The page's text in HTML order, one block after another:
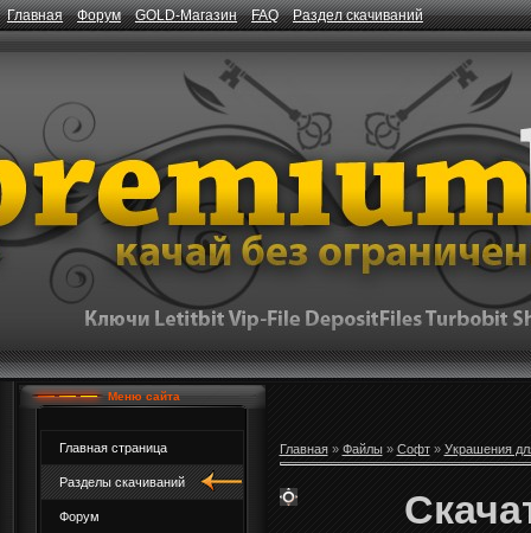
Главная Форум GOLD-Магазин FAQ Раздел скачиваний
Меню сайта
Главная страница
Разделы скачиваний
Форум
Главная» Файлы» Софт» Украшения